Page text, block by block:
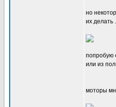
но
их делать
попробую
или из
моторы